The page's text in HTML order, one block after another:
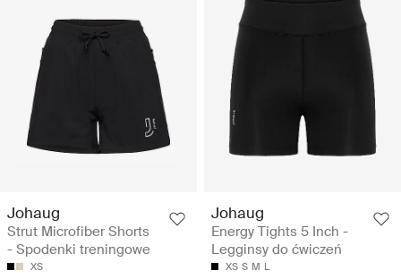
Johaug
Strut Microfiber Shorts
- Spodenki treningowe
XS
Johaug
Energy Tights 5 Inch -
Legginsy do ćwiczeń
XS S M L